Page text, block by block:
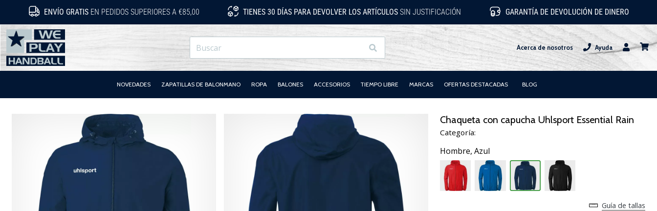
ENVÍO GRATISEN PEDIDOS SUPERIORES A €85,00 TIENES 30 DÍAS PARA DEVOLVER LOS ARTÍCULOS SIN JUSTIFICACIÓN GARANTÍA DE DEVOLUCIÓN DE DINERO
WePlayHandball.es
Buscar Acerca de nosotros
Ayuda
Usuario
NOVEDADES ZAPATILLAS DE BALONMANO ROPA BALONES ACCESORIOS TIEMPO LIBRE MARCAS OFERTAS DESTACADAS BLOG
Chaqueta con capucha Uhlsport Essential Rain
Categoría:
Hombre, Azul
Guía de tallas